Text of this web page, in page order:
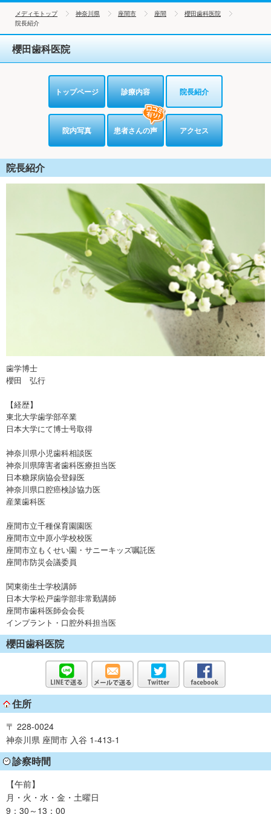
メディモトップ 神奈川県 座間市 座間
櫻田歯科医院
院長紹介
櫻田歯科医院
トップページ 診療内容 院長紹介
院内写真 患者さんの声 アクセス
院長紹介
歯学博士
櫻田 弘行
【経歴】
東北大学歯学部卒業
日本大学にて博士号取得
神奈川県小児歯科相談医
神奈川県障害者歯科医療担当医
日本糖尿病協会登録医
神奈川県口腔癌検診協力医
産業歯科医
座間市立千種保育園園医
座間市立中原小学校校医
座間市立もくせい園・サニーキッズ嘱託医
座間市防災会議委員
関東衛生士学校講師
日本大学松戸歯学部非常勤講師
座間市歯科医師会会長
インプラント・口腔外科担当医
櫻田歯科医院
住所
〒 228-0024
神奈川県 座間市 入谷 1-413-1
診察時間
【午前】
月・火・水・金・土曜日
9：30～13：00